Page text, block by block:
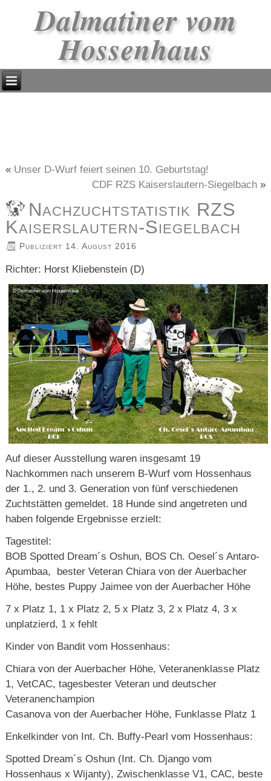
Dalmatiner vom
Hossenhaus
« Unser D-Wurf feiert seinen 10. Geburtstag!
CDF RZS Kaiserslautern-Siegelbach»
Nachzuchtstatistik RZS
Kaiserslautern-Siegelbach
Publiziert 14. August 2016
Richter: Horst Kliebenstein (D)
Auf dieser Ausstellung waren insgesamt 19
Nachkommen nach unserem B-Wurf vom Hossenhaus
der 1., 2. und 3. Generation von fünf verschiedenen
Zuchtstätten gemeldet. 18 Hunde sind angetreten und
haben folgende Ergebnisse erzielt:
Tagestitel:
BOB Spotted Dream´s Oshun, BOS Ch. Oesel´s Antaro-
Apumbaa, bester Veteran Chiara von der Auerbacher
Höhe, bestes Puppy Jaimee von der Auerbacher Höhe
7 x Platz 1, 1 x Platz 2, 5 x Platz 3, 2 x Platz 4, 3 x
unplatzierd, 1 x fehlt
Kinder von Bandit vom Hossenhaus:
Chiara von der Auerbacher Höhe, Veteranenklasse Platz
1, VetCAC, tagesbester Veteran und deutscher
Veteranenchampion
Casanova von der Auerbacher Höhe, Funklasse Platz 1
Enkelkinder von Int. Ch. Buffy-Pearl vom Hossenhaus:
Spotted Dream´s Oshun (Int. Ch. Django vom
Hossenhaus x Wijanty), Zwischenklasse V1, CAC, beste